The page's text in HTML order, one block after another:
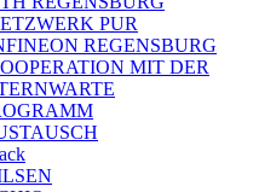
PUR
REGENSBURG
MIT DER